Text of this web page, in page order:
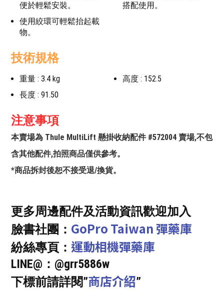
便於輕鬆安裝。
使用絞環可輕鬆抬起載
物。
搭配使用。
技術規格
重量 : 3.4 kg
長度 : 91.50
高度 : 152.5
注意事項
本賣場為 Thule MultiLift 懸掛收納配件 #572004 賣場,不包
含其他配件,拍照商品僅供參考。
*商品拆封後恕不接受退/換貨。
更多周邊配件及活動資訊歡迎加入
臉書社團： GoPro Taiwan 彈藥庫
紛絲專頁： 運動相機彈藥庫
LINE@：@grr5886w
下標前請詳閱”商店介紹”